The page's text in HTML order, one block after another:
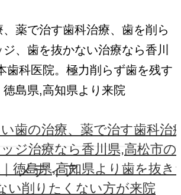
薬で治す歯科治療、歯を削ら
、歯を抜かない治療なら香川
歯科医院。極力削らず歯を残す
島県,高知県より来院
メディア